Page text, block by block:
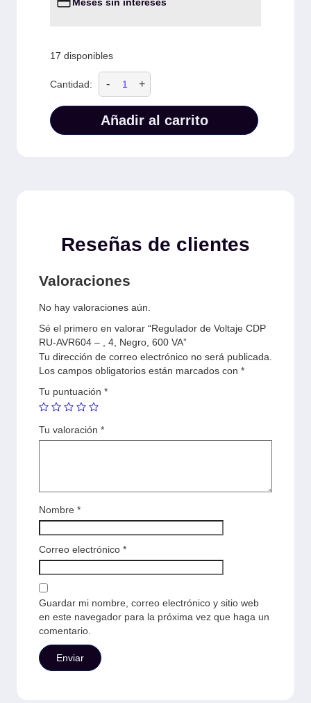
Meses sin intereses
17 disponibles
Cantidad: - +
Añadir al carrito
Reseñas de clientes
Valoraciones
No hay valoraciones aún.
Sé el primero en valorar “Regulador de Voltaje CDP
RU-AVR604 – , 4, Negro, 600 VA”
Tu dirección de correo electrónico no será publicada.
Los campos obligatorios están marcados con *
Tu puntuación *
Tu valoración *
Nombre *
Correo electrónico *
Guardar mi nombre, correo electrónico y sitio web
en este navegador para la próxima vez que haga un
comentario.